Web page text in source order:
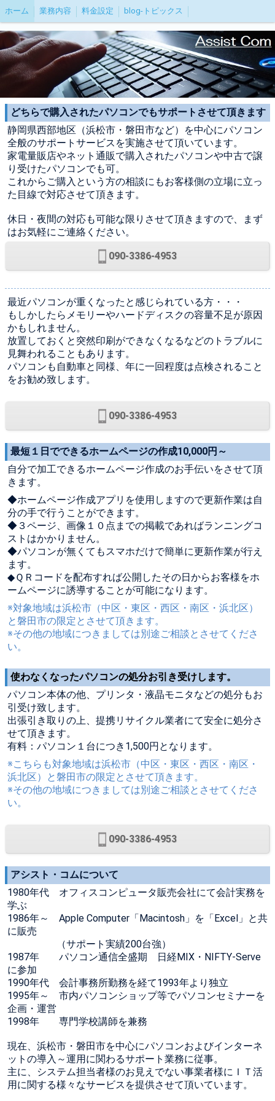
ホーム 業務内容 料金設定 blog-トピックス
どちらで購入されたパソコンでもサポートさせて頂きます
静岡県西部地区（浜松市・磐田市など）を中心にパソコン
全般のサポートサービスを実施させて頂いています。
家電量販店やネット通販で購入されたパソコンや中古で譲
り受けたパソコンでも可。
これからご購入という方の相談にもお客様側の立場に立っ
た目線で対応させて頂きます。
休日・夜間の対応も可能な限りさせて頂きますので、まず
はお気軽にご連絡ください。
090-3386-4953
最近パソコンが重くなったと感じられている方・・・
もしかしたらメモリーやハードディスクの容量不足が原因
かもしれません。
放置しておくと突然印刷ができなくなるなどのトラブルに
見舞われることもあります。
パソコンも自動車と同様、年に一回程度は点検されること
をお勧め致します。
090-3386-4953
最短１日でできるホームページの作成10,000円～
自分で加工できるホームページ作成のお手伝いをさせて頂
きます。
◆ホームページ作成アプリを使用しますので更新作業は自
分の手で行うことができます。
◆３ページ、画像１０点までの掲載であればランニングコ
ストはかかりません。
◆パソコンが無くてもスマホだけで簡単に更新作業が行え
ます。
◆ＱＲコードを配布すれば公開したその日からお客様をホ
ームページに誘導することが可能になります。
※対象地域は浜松市（中区・東区・西区・南区・浜北区）
と磐田市の限定とさせて頂きます。
※その他の地域につきましては別途ご相談とさせてくださ
い。
使わなくなったパソコンの処分お引き受けします。
パソコン本体の他、プリンタ・液晶モニタなどの処分もお
引受け致します。
出張引き取りの上、提携リサイクル業者にて安全に処分さ
せて頂きます。
有料：パソコン１台につき1,500円となります。
※こちらも対象地域は浜松市（中区・東区・西区・南区・
浜北区）と磐田市の限定とさせて頂きます。
※その他の地域につきましては別途ご相談とさせてくださ
い。
090-3386-4953
アシスト・コムについて
1980年代 オフィスコンピュータ販売会社にて会計実務を
学ぶ
1986年～ Apple Computer「Macintosh」を「Excel」と共
に販売
（サポート実績200台強）
1987年 パソコン通信全盛期 日経MIX・NIFTY-Serve
に参加
1990年代 会計事務所勤務を経て1993年より独立
1995年～ 市内パソコンショップ等でパソコンセミナーを
企画・運営
1998年 専門学校講師を兼務
現在、浜松市・磐田市を中心にパソコンおよびインターネ
ットの導入～運用に関わるサポート業務に従事。
主に、システム担当者様のお見えでない事業者様にＩＴ活
用に関する様々なサービスを提供させて頂いています。